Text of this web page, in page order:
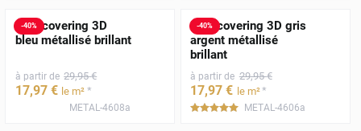
-40%
Film covering 3D
bleu métallisé brillant
à partir de 29,95 €
17,97 € le m² *
METAL-4608a
-40%
Film covering 3D gris
argent métallisé
brillant
à partir de 29,95 €
17,97 € le m²*
*****
METAL-4606a